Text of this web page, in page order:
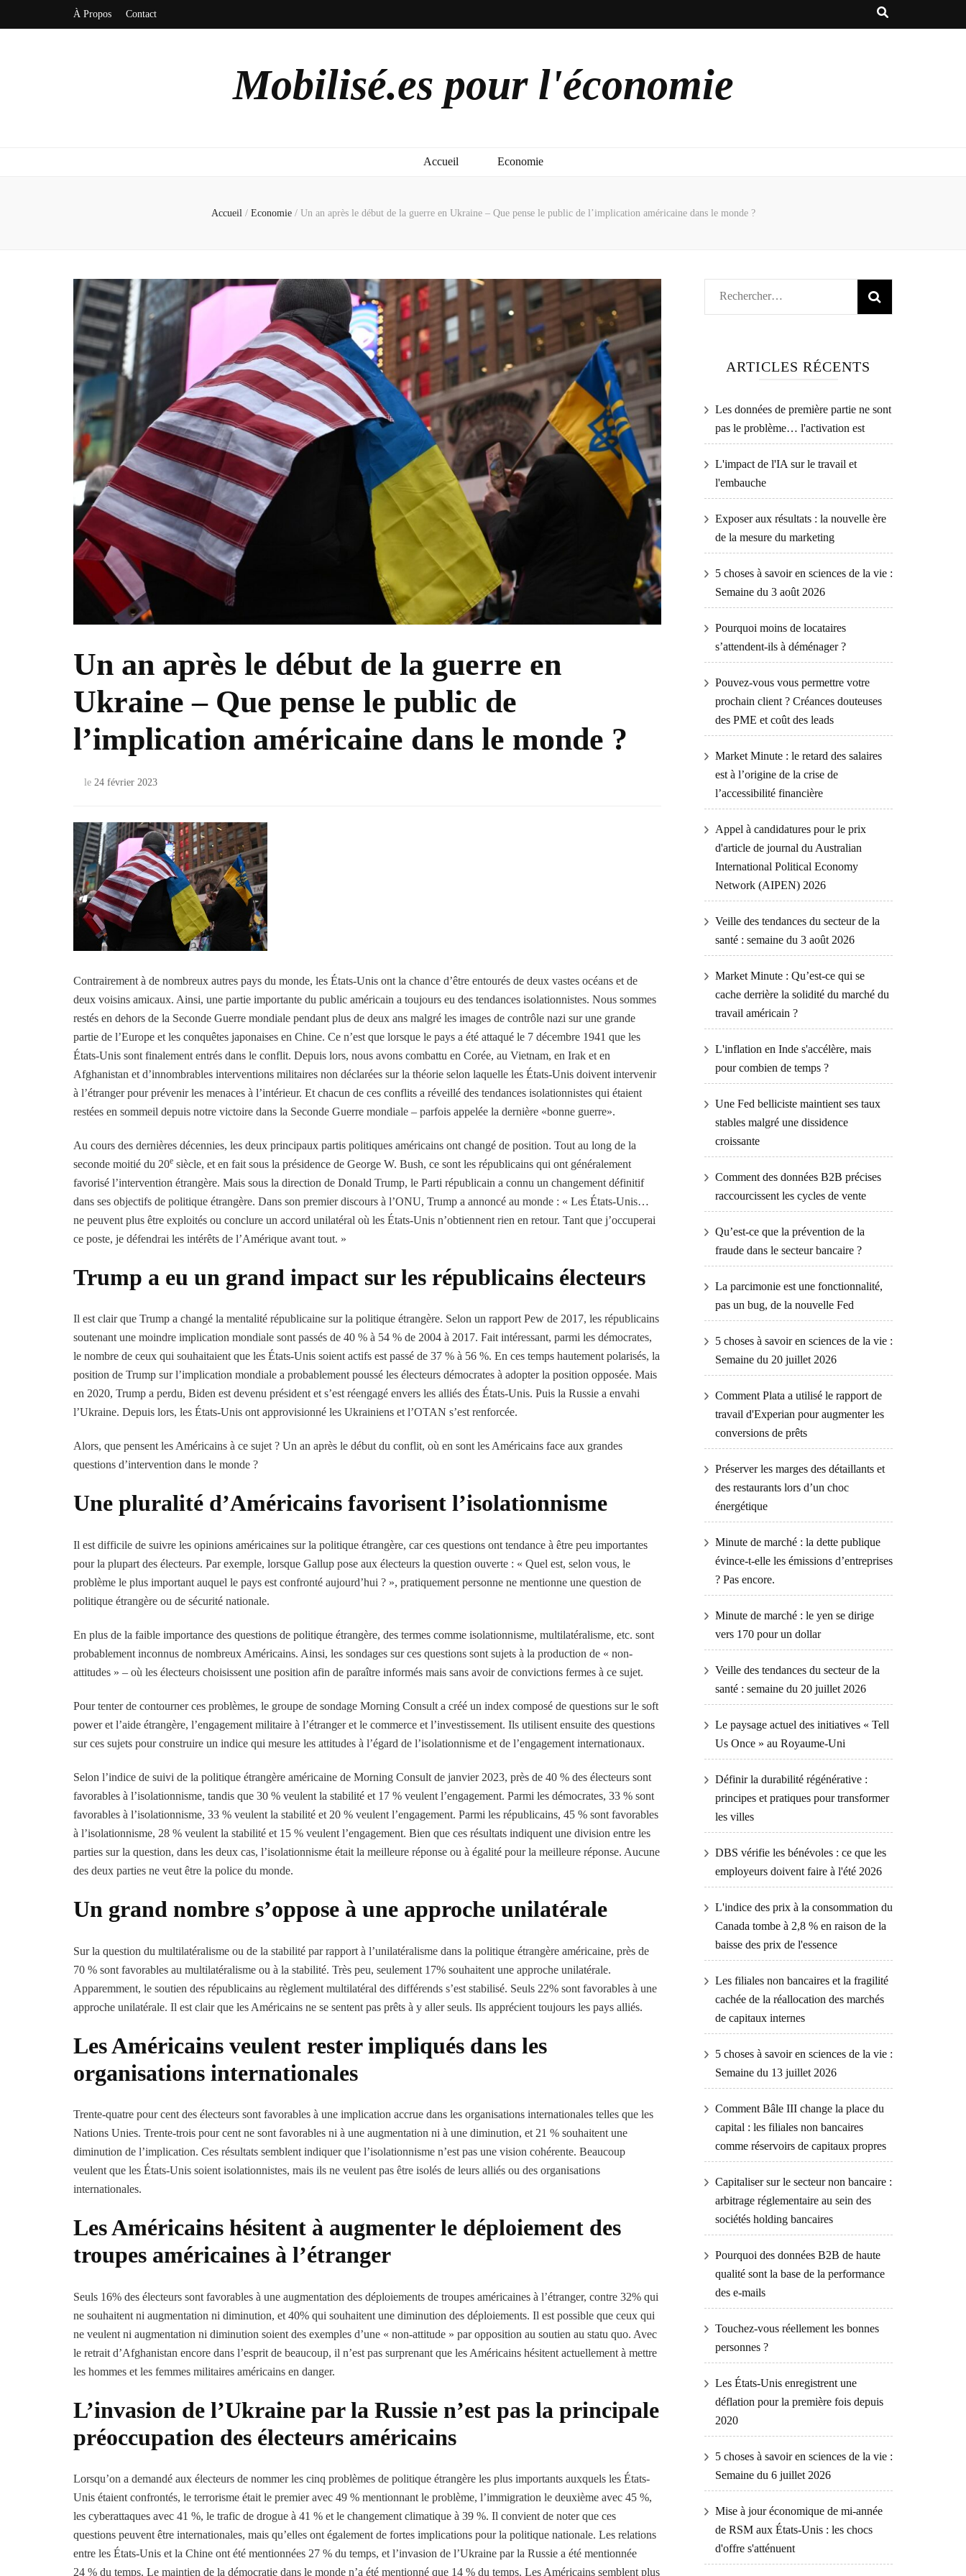
À Propos Contact
Mobilisé.es pour l'économie
Accueil Economie
Accueil / Economie / Un an après le début de la guerre en Ukraine – Que pense le public de l’implication américaine dans le monde ?
Un an après le début de la guerre en
Ukraine – Que pense le public de
l’implication américaine dans le monde ?
le 24 février 2023
Contrairement à de nombreux autres pays du monde, les États-Unis ont la chance d’être entourés de deux vastes océans et de
deux voisins amicaux. Ainsi, une partie importante du public américain a toujours eu des tendances isolationnistes. Nous sommes
restés en dehors de la Seconde Guerre mondiale pendant plus de deux ans malgré les images de contrôle nazi sur une grande
partie de l’Europe et les conquêtes japonaises en Chine. Ce n’est que lorsque le pays a été attaqué le 7 décembre 1941 que les
États-Unis sont finalement entrés dans le conflit. Depuis lors, nous avons combattu en Corée, au Vietnam, en Irak et en
Afghanistan et d’innombrables interventions militaires non déclarées sur la théorie selon laquelle les États-Unis doivent intervenir
à l’étranger pour prévenir les menaces à l’intérieur. Et chacun de ces conflits a réveillé des tendances isolationnistes qui étaient
restées en sommeil depuis notre victoire dans la Seconde Guerre mondiale – parfois appelée la dernière «bonne guerre».
Au cours des dernières décennies, les deux principaux partis politiques américains ont changé de position. Tout au long de la
seconde moitié du 20e siècle, et en fait sous la présidence de George W. Bush, ce sont les républicains qui ont généralement
favorisé l’intervention étrangère. Mais sous la direction de Donald Trump, le Parti républicain a connu un changement définitif
dans ses objectifs de politique étrangère. Dans son premier discours à l’ONU, Trump a annoncé au monde : « Les États-Unis…
ne peuvent plus être exploités ou conclure un accord unilatéral où les États-Unis n’obtiennent rien en retour. Tant que j’occuperai
ce poste, je défendrai les intérêts de l’Amérique avant tout. »
Trump a eu un grand impact sur les républicains électeurs
Il est clair que Trump a changé la mentalité républicaine sur la politique étrangère. Selon un rapport Pew de 2017, les républicains
soutenant une moindre implication mondiale sont passés de 40 % à 54 % de 2004 à 2017. Fait intéressant, parmi les démocrates,
le nombre de ceux qui souhaitaient que les États-Unis soient actifs est passé de 37 % à 56 %. En ces temps hautement polarisés, la
position de Trump sur l’implication mondiale a probablement poussé les électeurs démocrates à adopter la position opposée. Mais
en 2020, Trump a perdu, Biden est devenu président et s’est réengagé envers les alliés des États-Unis. Puis la Russie a envahi
l’Ukraine. Depuis lors, les États-Unis ont approvisionné les Ukrainiens et l’OTAN s’est renforcée.
Alors, que pensent les Américains à ce sujet ? Un an après le début du conflit, où en sont les Américains face aux grandes
questions d’intervention dans le monde ?
Une pluralité d’Américains favorisent l’isolationnisme
Il est difficile de suivre les opinions américaines sur la politique étrangère, car ces questions ont tendance à être peu importantes
pour la plupart des électeurs. Par exemple, lorsque Gallup pose aux électeurs la question ouverte : « Quel est, selon vous, le
problème le plus important auquel le pays est confronté aujourd’hui ? », pratiquement personne ne mentionne une question de
politique étrangère ou de sécurité nationale.
En plus de la faible importance des questions de politique étrangère, des termes comme isolationnisme, multilatéralisme, etc. sont
probablement inconnus de nombreux Américains. Ainsi, les sondages sur ces questions sont sujets à la production de « non-
attitudes » – où les électeurs choisissent une position afin de paraître informés mais sans avoir de convictions fermes à ce sujet.
Pour tenter de contourner ces problèmes, le groupe de sondage Morning Consult a créé un index composé de questions sur le soft
power et l’aide étrangère, l’engagement militaire à l’étranger et le commerce et l’investissement. Ils utilisent ensuite des questions
sur ces sujets pour construire un indice qui mesure les attitudes à l’égard de l’isolationnisme et de l’engagement internationaux.
Selon l’indice de suivi de la politique étrangère américaine de Morning Consult de janvier 2023, près de 40 % des électeurs sont
favorables à l’isolationnisme, tandis que 30 % veulent la stabilité et 17 % veulent l’engagement. Parmi les démocrates, 33 % sont
favorables à l’isolationnisme, 33 % veulent la stabilité et 20 % veulent l’engagement. Parmi les républicains, 45 % sont favorables
à l’isolationnisme, 28 % veulent la stabilité et 15 % veulent l’engagement. Bien que ces résultats indiquent une division entre les
parties sur la question, dans les deux cas, l’isolationnisme était la meilleure réponse ou à égalité pour la meilleure réponse. Aucune
des deux parties ne veut être la police du monde.
Un grand nombre s’oppose à une approche unilatérale
Sur la question du multilatéralisme ou de la stabilité par rapport à l’unilatéralisme dans la politique étrangère américaine, près de
70 % sont favorables au multilatéralisme ou à la stabilité. Très peu, seulement 17% souhaitent une approche unilatérale.
Apparemment, le soutien des républicains au règlement multilatéral des différends s’est stabilisé. Seuls 22% sont favorables à une
approche unilatérale. Il est clair que les Américains ne se sentent pas prêts à y aller seuls. Ils apprécient toujours les pays alliés.
Les Américains veulent rester impliqués dans les
organisations internationales
Trente-quatre pour cent des électeurs sont favorables à une implication accrue dans les organisations internationales telles que les
Nations Unies. Trente-trois pour cent ne sont favorables ni à une augmentation ni à une diminution, et 21 % souhaitent une
diminution de l’implication. Ces résultats semblent indiquer que l’isolationnisme n’est pas une vision cohérente. Beaucoup
veulent que les États-Unis soient isolationnistes, mais ils ne veulent pas être isolés de leurs alliés ou des organisations
internationales.
Les Américains hésitent à augmenter le déploiement des
troupes américaines à l’étranger
Seuls 16% des électeurs sont favorables à une augmentation des déploiements de troupes américaines à l’étranger, contre 32% qui
ne souhaitent ni augmentation ni diminution, et 40% qui souhaitent une diminution des déploiements. Il est possible que ceux qui
ne veulent ni augmentation ni diminution soient des exemples d’une « non-attitude » par opposition au soutien au statu quo. Avec
le retrait d’Afghanistan encore dans l’esprit de beaucoup, il n’est pas surprenant que les Américains hésitent actuellement à mettre
les hommes et les femmes militaires américains en danger.
L’invasion de l’Ukraine par la Russie n’est pas la principale
préoccupation des électeurs américains
Lorsqu’on a demandé aux électeurs de nommer les cinq problèmes de politique étrangère les plus importants auxquels les États-
Unis étaient confrontés, le terrorisme était le premier avec 49 % mentionnant le problème, l’immigration le deuxième avec 45 %,
les cyberattaques avec 41 %, le trafic de drogue à 41 % et le changement climatique à 39 %. Il convient de noter que ces
questions peuvent être internationales, mais qu’elles ont également de fortes implications pour la politique nationale. Les relations
entre les États-Unis et la Chine ont été mentionnées 27 % du temps, et l’invasion de l’Ukraine par la Russie a été mentionnée
24 % du temps. Le maintien de la démocratie dans le monde n’a été mentionné que 14 % du temps. Les Américains semblent plus
Rechercher :
ARTICLES RÉCENTS
Les données de première partie ne sont
pas le problème… l'activation est
L'impact de l'IA sur le travail et
l'embauche
Exposer aux résultats : la nouvelle ère
de la mesure du marketing
5 choses à savoir en sciences de la vie :
Semaine du 3 août 2026
Pourquoi moins de locataires
s’attendent-ils à déménager ?
Pouvez-vous vous permettre votre
prochain client ? Créances douteuses
des PME et coût des leads
Market Minute : le retard des salaires
est à l’origine de la crise de
l’accessibilité financière
Appel à candidatures pour le prix
d'article de journal du Australian
International Political Economy
Network (AIPEN) 2026
Veille des tendances du secteur de la
santé : semaine du 3 août 2026
Market Minute : Qu’est-ce qui se
cache derrière la solidité du marché du
travail américain ?
L'inflation en Inde s'accélère, mais
pour combien de temps ?
Une Fed belliciste maintient ses taux
stables malgré une dissidence
croissante
Comment des données B2B précises
raccourcissent les cycles de vente
Qu’est-ce que la prévention de la
fraude dans le secteur bancaire ?
La parcimonie est une fonctionnalité,
pas un bug, de la nouvelle Fed
5 choses à savoir en sciences de la vie :
Semaine du 20 juillet 2026
Comment Plata a utilisé le rapport de
travail d'Experian pour augmenter les
conversions de prêts
Préserver les marges des détaillants et
des restaurants lors d’un choc
énergétique
Minute de marché : la dette publique
évince-t-elle les émissions d’entreprises
? Pas encore.
Minute de marché : le yen se dirige
vers 170 pour un dollar
Veille des tendances du secteur de la
santé : semaine du 20 juillet 2026
Le paysage actuel des initiatives « Tell
Us Once » au Royaume-Uni
Définir la durabilité régénérative :
principes et pratiques pour transformer
les villes
DBS vérifie les bénévoles : ce que les
employeurs doivent faire à l'été 2026
L'indice des prix à la consommation du
Canada tombe à 2,8 % en raison de la
baisse des prix de l'essence
Les filiales non bancaires et la fragilité
cachée de la réallocation des marchés
de capitaux internes
5 choses à savoir en sciences de la vie :
Semaine du 13 juillet 2026
Comment Bâle III change la place du
capital : les filiales non bancaires
comme réservoirs de capitaux propres
Capitaliser sur le secteur non bancaire :
arbitrage réglementaire au sein des
sociétés holding bancaires
Pourquoi des données B2B de haute
qualité sont la base de la performance
des e-mails
Touchez-vous réellement les bonnes
personnes ?
Les États-Unis enregistrent une
déflation pour la première fois depuis
2020
5 choses à savoir en sciences de la vie :
Semaine du 6 juillet 2026
Mise à jour économique de mi-année
de RSM aux États-Unis : les chocs
d'offre s'atténuent